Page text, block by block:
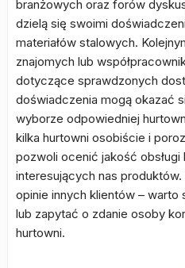
branżowych oraz forów
dzielą się swoimi
materiałów stalowych.
znajomych lub
dotyczące sprawdzonych
doświadczenia mogą okazać
wyborze odpowiedniej
kilka hurtowni osobiście i
pozwoli ocenić jakość
interesujących nas
opinie innych klientów – warto
lub zapytać o zdanie osoby
hurtowni.